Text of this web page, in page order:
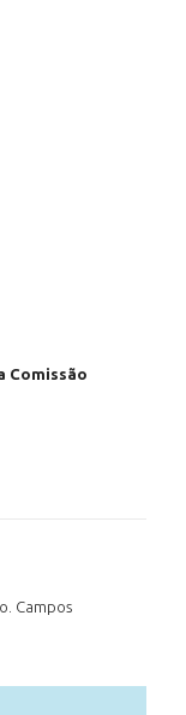
Comissão
Campos